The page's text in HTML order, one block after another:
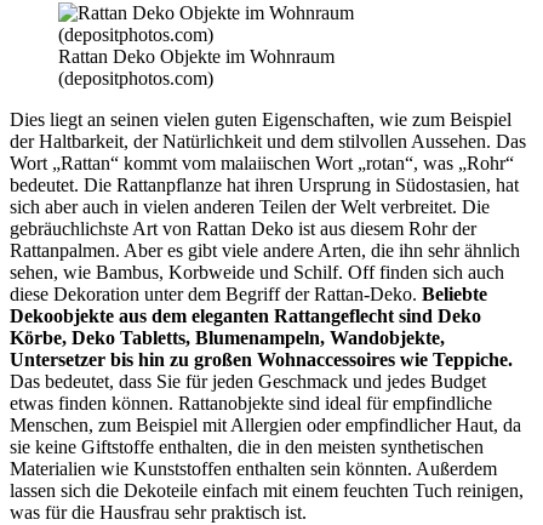
Rattan Deko Objekte im Wohnraum
(depositphotos.com)
Dies liegt an seinen vielen guten Eigenschaften, wie zum Beispiel
der Haltbarkeit, der Natürlichkeit und dem stilvollen Aussehen. Das
Wort „Rattan“ kommt vom malaiischen Wort „rotan“, was „Rohr“
bedeutet. Die Rattanpflanze hat ihren Ursprung in Südostasien, hat
sich aber auch in vielen anderen Teilen der Welt verbreitet. Die
gebräuchlichste Art von Rattan Deko ist aus diesem Rohr der
Rattanpalmen. Aber es gibt viele andere Arten, die ihn sehr ähnlich
sehen, wie Bambus, Korbweide und Schilf. Off finden sich auch
diese Dekoration unter dem Begriff der Rattan-Deko. Beliebte
Dekoobjekte aus dem eleganten Rattangeflecht sind Deko
Körbe, Deko Tabletts, Blumenampeln, Wandobjekte,
Untersetzer bis hin zu großen Wohnaccessoires wie Teppiche.
Das bedeutet, dass Sie für jeden Geschmack und jedes Budget
etwas finden können. Rattanobjekte sind ideal für empfindliche
Menschen, zum Beispiel mit Allergien oder empfindlicher Haut, da
sie keine Giftstoffe enthalten, die in den meisten synthetischen
Materialien wie Kunststoffen enthalten sein könnten. Außerdem
lassen sich die Dekoteile einfach mit einem feuchten Tuch reinigen,
was für die Hausfrau sehr praktisch ist.